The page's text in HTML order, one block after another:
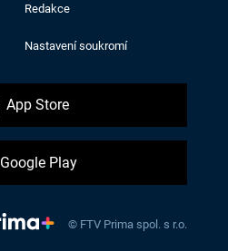
Redakce
Nastavení soukromí
App Store
Google Play
© FTV Prima spol. s r.o.